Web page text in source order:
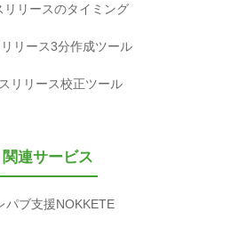
リリースのタイミング
リース3分作成ツール
リリース校正ツール
関連サービス
パブ支援NOKKETE